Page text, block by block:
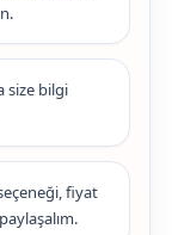
size bilgi
fiyat